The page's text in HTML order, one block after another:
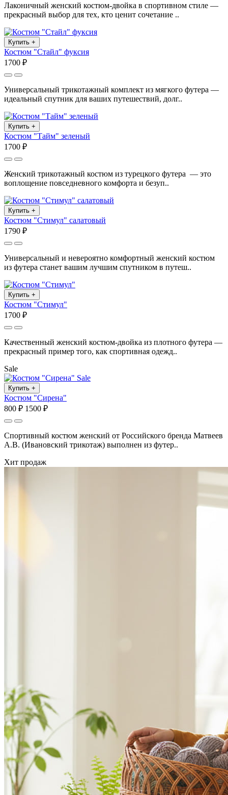
Лаконичный женский костюм-двойка в спортивном стиле —
прекрасный выбор для тех, кто ценит сочетание ..
Купить +
Костюм "Стайл" фуксия
1700 ₽
Универсальный трикотажный комплект из мягкого футера —
идеальный спутник для ваших путешествий, долг..
Купить +
Костюм "Тайм" зеленый
1700 ₽
Женский трикотажный костюм из турецкого футера — это
воплощение повседневного комфорта и безуп..
Купить +
Костюм "Стимул" салатовый
1790 ₽
Универсальный и невероятно комфортный женский костюм
из футера станет вашим лучшим спутником в путеш..
Купить +
Костюм "Стимул"
1700 ₽
Качественный женский костюм-двойка из плотного футера —
прекрасный пример того, как спортивная одежд..
Sale
Sale
Купить +
Костюм "Сирена"
800 ₽ 1500 ₽
Спортивный костюм женский от Российского бренда Матвеев
А.В. (Ивановский трикотаж) выполнен из футер..
Хит продаж